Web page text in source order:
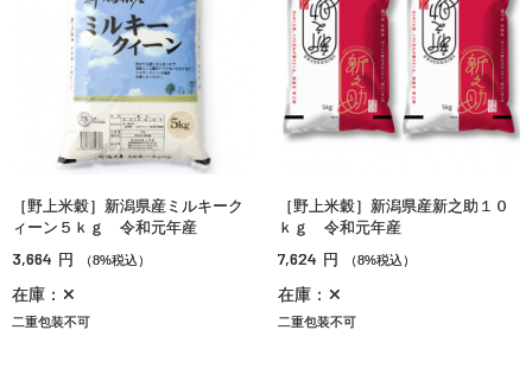
［野上米穀］新潟県産ミルキーク
ィーン５ｋｇ 令和元年産
3,664 円 （8%税込）
在庫：✕
二重包装不可
［野上米穀］新潟県産新之助１０
ｋｇ 令和元年産
7,624 円 （8%税込）
在庫：✕
二重包装不可